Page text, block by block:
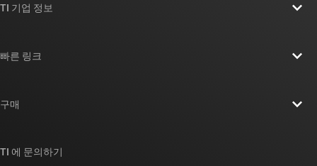
TI 기업 정보
빠른 링크
대체품 검색
구매
TI 에 문의하기